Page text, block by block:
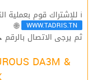
ℹ للإشتراك قوم بعملية التسجيل🔐 في الموقع |
WWW.TADRIS.TN
🌐
ثم يرجى الاتصال بالرقم
DA3M &